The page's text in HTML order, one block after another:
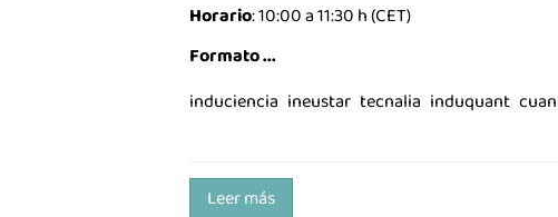
Horario: 10:00 a 11:30 h (CET)
Formato ...
induciencia ineustar tecnalia induquant
Leer más